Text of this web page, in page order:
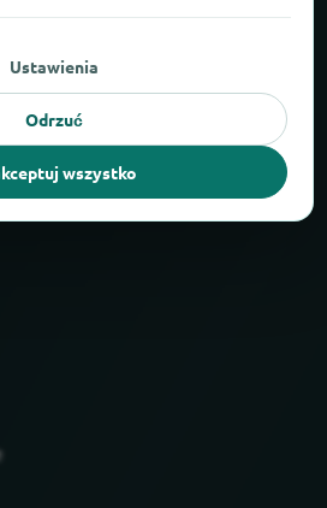
Ustawienia
Odrzuć
wszystko